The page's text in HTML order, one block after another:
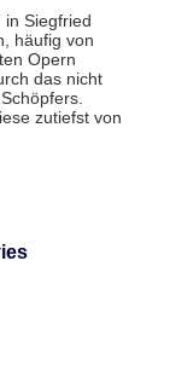
in Siegfried
häufig von
Opern
das nicht
zutiefst von